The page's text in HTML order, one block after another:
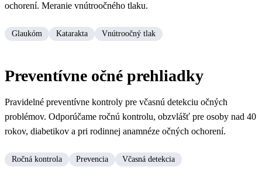
ochorení. Meranie vnútroočného tlaku.
Glaukóm Katarakta Vnútroočný tlak
Preventívne očné prehliadky
Pravidelné preventívne kontroly pre včasnú detekciu očných
problémov. Odporúčame ročnú kontrolu, obzvlášť pre osoby nad 40
rokov, diabetikov a pri rodinnej anamnéze očných ochorení.
Ročná kontrola Prevencia Včasná detekcia